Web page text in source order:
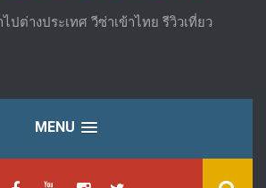
ปต่างประเทศ วีซ่าเข้าไทย รีวิวเที่ยว
MENU